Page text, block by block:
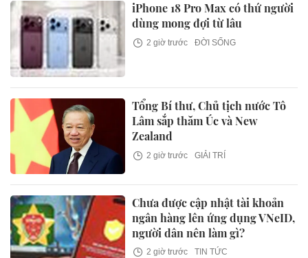
iPhone 18 Pro Max có thứ người
dùng mong đợi từ lâu
2 giờ trước ĐỜI SỐNG
Tổng Bí thư, Chủ tịch nước Tô
Lâm sắp thăm Úc và New
Zealand
2 giờ trước GIẢI TRÍ
Chưa được cập nhật tài khoản
ngân hàng lên ứng dụng VNeID,
người dân nên làm gì?
2 giờ trước TIN TỨC